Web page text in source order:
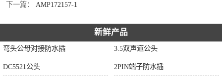
下一篇：
AMP172157-1
新鲜产品
弯头公母对接防水插 3.5双声道公头
DC5521公头 2PIN端子防水插